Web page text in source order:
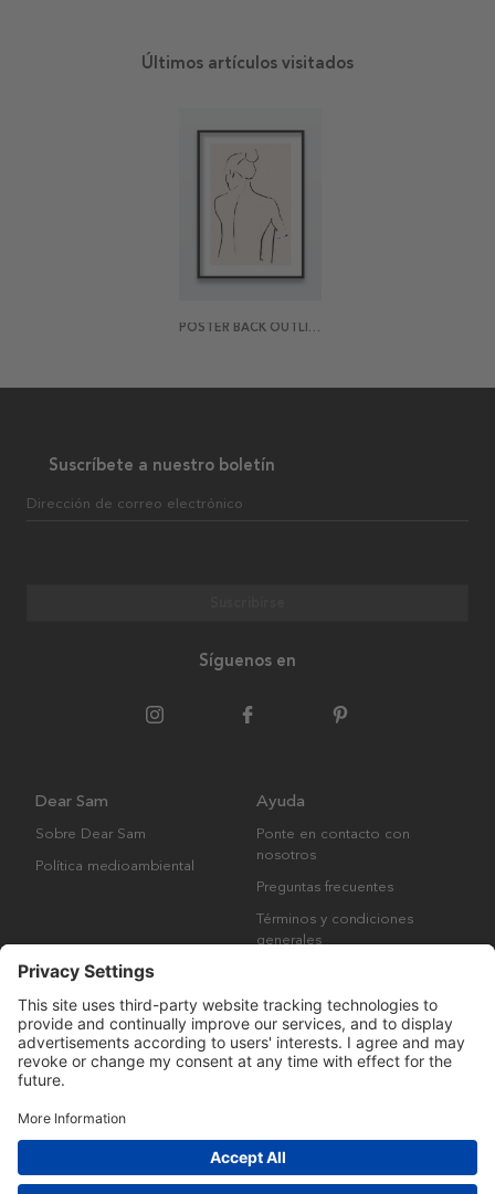
Últimos artículos visitados
POSTER BACK OUTLINE
Suscríbete a nuestro boletín
Dirección de correo electrónico
Síguenos en
Dear Sam
Sobre Dear Sam
Política medioambiental
Ayuda
Ponte en contacto con
nosotros
Preguntas frecuentes
Términos y condiciones
generales
Derechos de autor © Many Brands AB 2023. Todos los derechos